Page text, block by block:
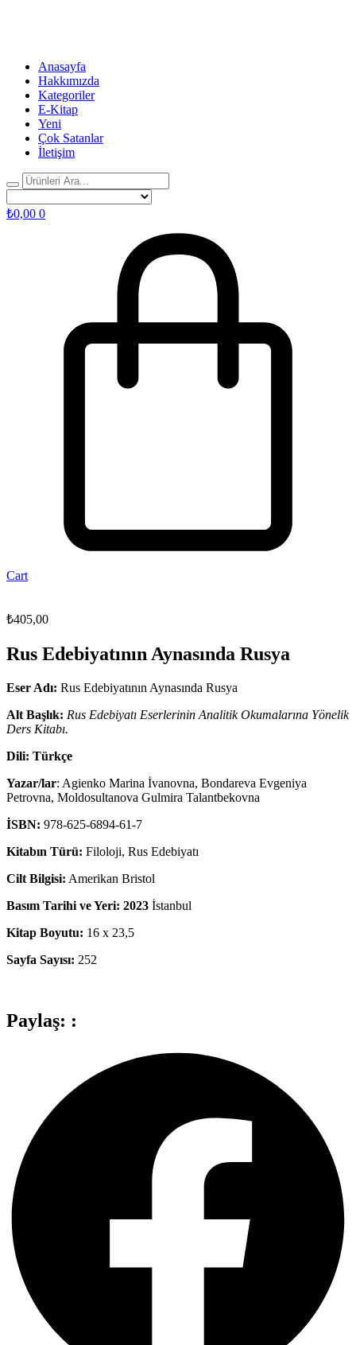
Anasayfa
Hakkımızda
Kategoriler
E-Kitap
Yeni
Çok Satanlar
İletişim
₺0,00 0
Cart
₺405,00
Rus Edebiyatının Aynasında Rusya
Eser Adı: Rus Edebiyatının Aynasında Rusya
Alt Başlık: Rus Edebiyatı Eserlerinin Analitik Okumalarına Yönelik
Ders Kitabı.
Dili: Türkçe
Yazar/lar: Agienko Marina İvanovna, Bondareva Evgeniya
Petrovna, Moldosultanova Gulmira Talantbekovna
İSBN: 978-625-6894-61-7
Kitabın Türü: Filoloji, Rus Edebiyatı
Cilt Bilgisi: Amerikan Bristol
Basım Tarihi ve Yeri: 2023 İstanbul
Kitap Boyutu: 16 x 23,5
Sayfa Sayısı: 252
Paylaş: :